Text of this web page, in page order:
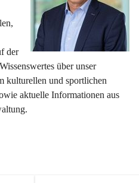
der
über unser
kulturellen und sportlichen
aktuelle Informationen aus